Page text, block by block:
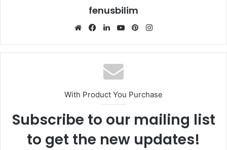
fenusbilim
Web
Facebook
LinkedInYouTubePinterest
With Product You Purchase
Subscribe to our mailing list
to get the new updates!